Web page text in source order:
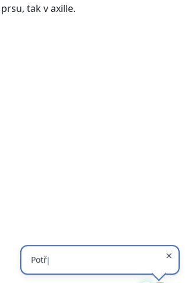
tak v axille.